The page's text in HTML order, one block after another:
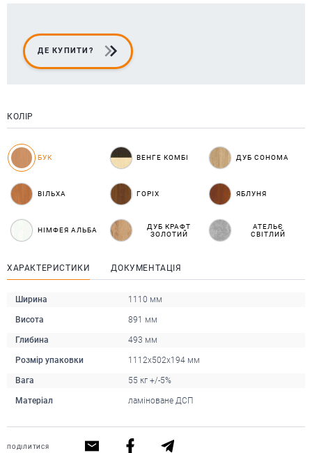
ДЕ КУПИТИ?
КОЛІР
БУК ВЕНГЕ КОМБІ ДУБ СОНОМА
ВІЛЬХА ГОРІХ ЯБЛУНЯ
НІМФЕЯ АЛЬБА
ДУБ КРАФТ
ЗОЛОТИЙ
АТЕЛЬЄ
СВІТЛИЙ
ХАРАКТЕРИСТИКИ ДОКУМЕНТАЦІЯ
Ширина 1110 мм
Висота 891 мм
Глибина 493 мм
Розмір упаковки 1112x502x194 мм
Вага 55 кг +/-5%
Матеріал ламіноване ДСП
ПОДІЛИТИСЯ